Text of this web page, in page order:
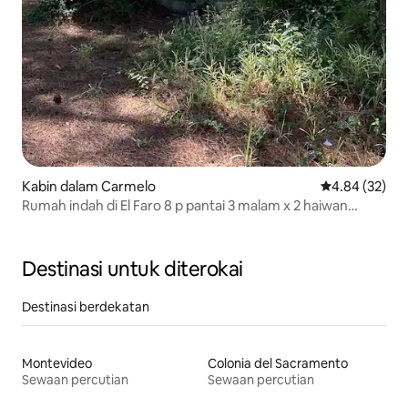
Kabin dalam Carmelo Penarafan
4.84 (32)
Rumah indah di El Faro 8 p pantai 3 malam x 2 haiwan
Destinasi untuk diterokai
Destinasi berdekatan
Montevideo
Sewaan percutian
Colonia del Sacramento
Sewaan percutian